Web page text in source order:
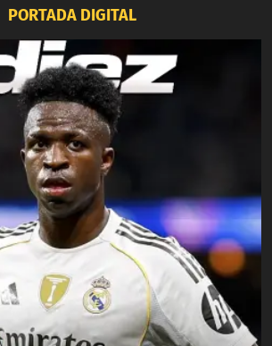
PORTADA DIGITAL